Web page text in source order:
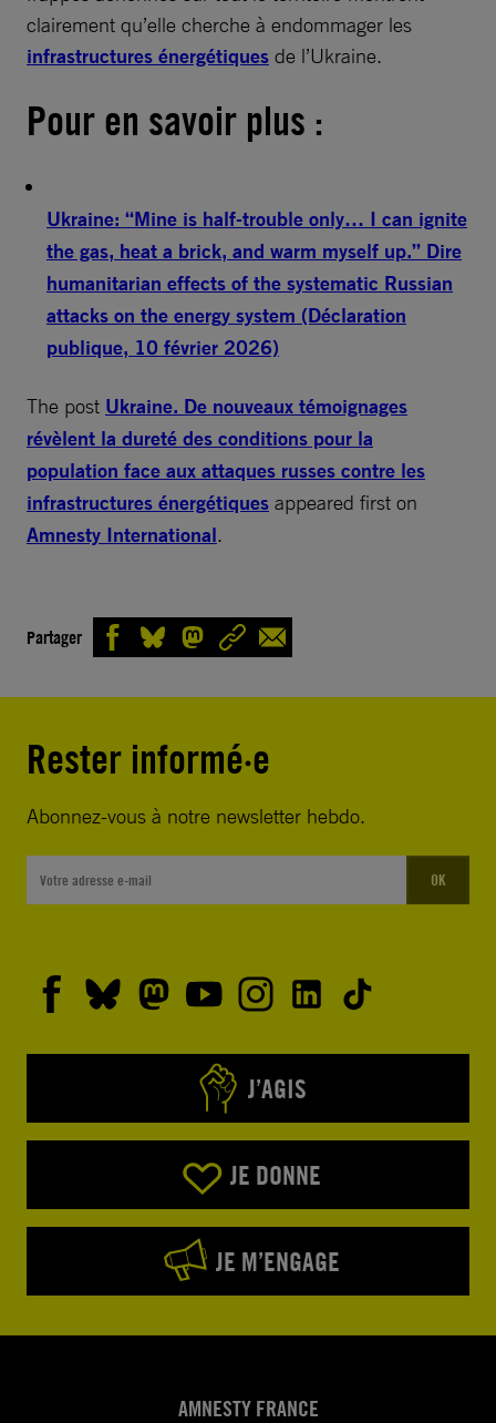
clairement qu’elle cherche à endommager les
infrastructures énergétiques de l’Ukraine.
Pour en savoir plus :
Ukraine: “Mine is half-trouble only… I can ignite
the gas, heat a brick, and warm myself up.” Dire
humanitarian effects of the systematic Russian
attacks on the energy system (Déclaration
publique, 10 février 2026)
The post Ukraine. De nouveaux témoignages
révèlent la dureté des conditions pour la
population face aux attaques russes contre les
infrastructures énergétiques appeared first on
Amnesty International.
Partager
Rester informé·e
Abonnez-vous à notre newsletter hebdo.
OK
J’AGIS
JE DONNE
JE M’ENGAGE
AMNESTY FRANCE